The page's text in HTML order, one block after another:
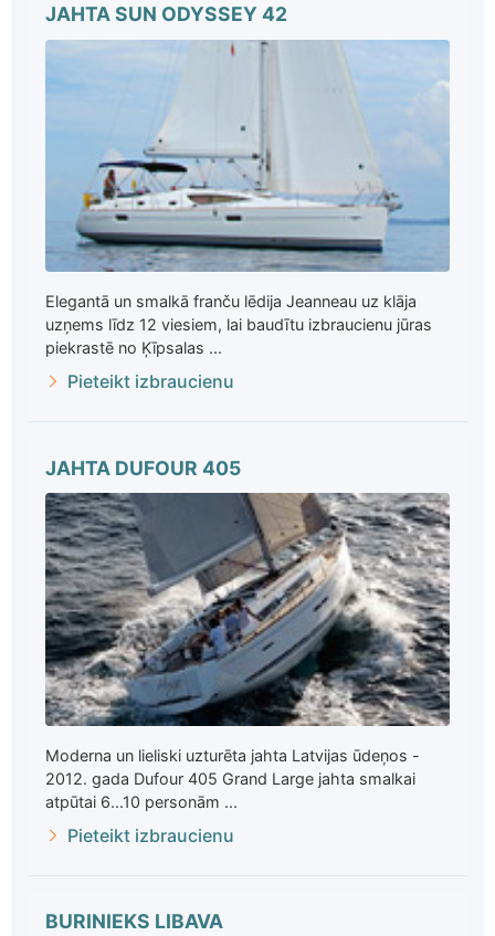
JAHTA SUN ODYSSEY 42
Elegantā un smalkā franču lēdija Jeanneau uz klāja
uzņems līdz 12 viesiem, lai baudītu izbraucienu jūras
piekrastē no Ķīpsalas ...
Pieteikt izbraucienu
JAHTA DUFOUR 405
Moderna un lieliski uzturēta jahta Latvijas ūdeņos -
2012. gada Dufour 405 Grand Large jahta smalkai
atpūtai 6...10 personām ...
Pieteikt izbraucienu
BURINIEKS LIBAVA